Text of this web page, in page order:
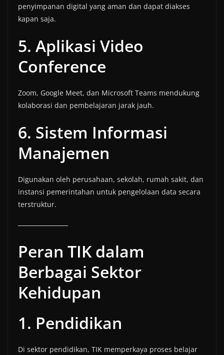
penyimpanan digital yang aman dan dapat diakses
kapan saja.
5. Aplikasi Video
Conference
Zoom, Google Meet, dan Microsoft Teams mendukung
kolaborasi dan pembelajaran jarak jauh.
6. Sistem Informasi
Manajemen
Digunakan oleh perusahaan, sekolah, rumah sakit, dan
instansi pemerintahan untuk pengelolaan data secara
terstruktur.
Peran TIK dalam
Berbagai Sektor
Kehidupan
1. Pendidikan
Di sektor pendidikan, TIK memperkaya proses belajar